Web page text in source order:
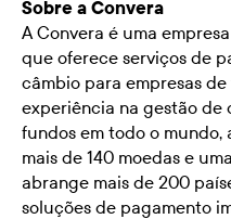
Sobre a Convera
A Convera é uma
que oferece serviços de
câmbio para empresas
experiência na gestão de
fundos em todo o mundo,
mais de 140 moedas e
abrange mais de 200
soluções de pagamento